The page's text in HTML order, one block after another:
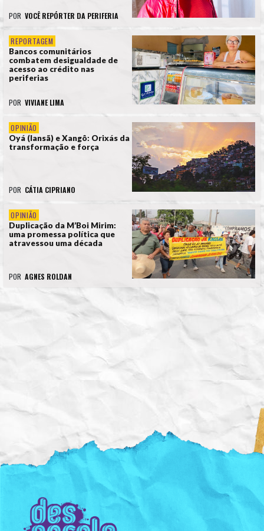
POR VOCÊ REPÓRTER DA PERIFERIA
REPORTAGEM
Bancos comunitários
combatem desigualdade de
acesso ao crédito nas
periferias
POR VIVIANE LIMA
OPINIÃO
Oyá (Iansã) e Xangô: Orixás da
transformação e força
POR CÁTIA CIPRIANO
OPINIÃO
Duplicação da M’Boi Mirim:
uma promessa política que
atravessou uma década
POR AGNES ROLDAN